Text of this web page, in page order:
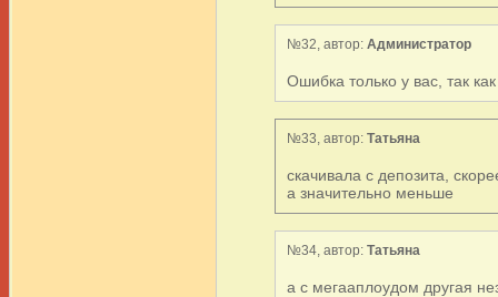
№32, автор: Администратор
Ошибка только у вас, так
№33, автор: Татьяна
скачивала с депозита,
а значительно меньше
№34, автор: Татьяна
а с мегааплоудом другая